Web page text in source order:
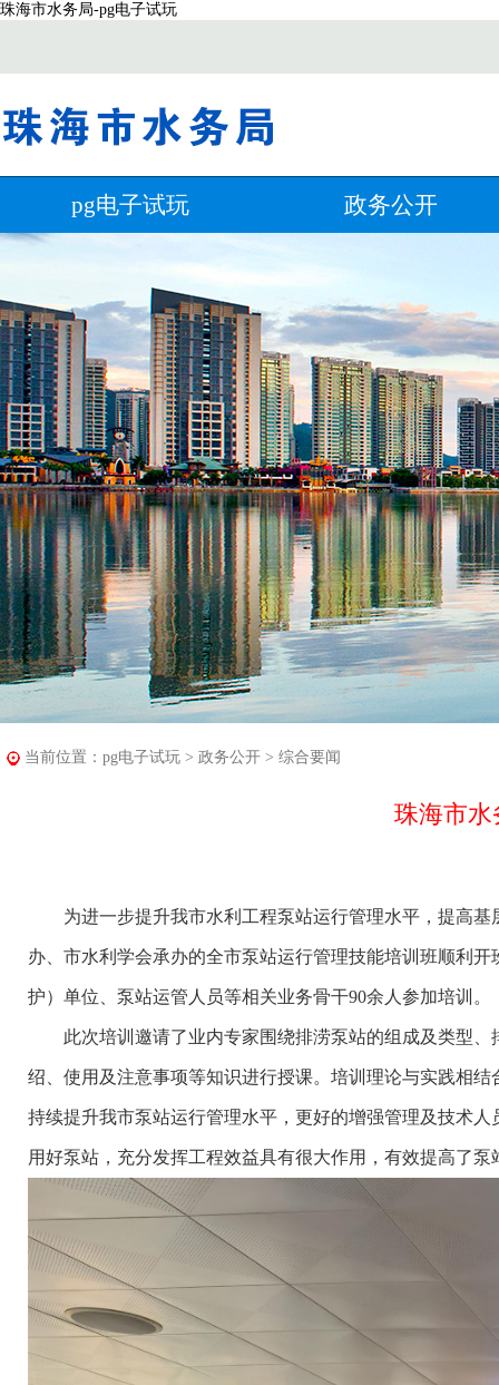
珠海市水务局-pg电子试玩
pg电子试玩 政务公开
当前位置： pg电子试玩 > 政务公开 > 综合要闻
珠海市
为进一步提升我市水利工程泵站运行管理水平，提高基
办、市水利学会承办的全市泵站运行管理技能培训班顺利
护）单位、泵站运管人员等相关业务骨干90余人参加培训。
此次培训邀请了业内专家围绕排涝泵站的组成及类型、
绍、使用及注意事项等知识进行授课。培训理论与实践相
持续提升我市泵站运行管理水平，更好的增强管理及技术
用好泵站，充分发挥工程效益具有很大作用，有效提高了